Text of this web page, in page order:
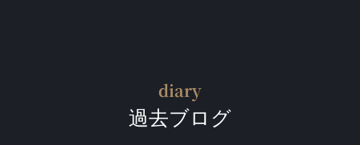
diary
過去ブログ